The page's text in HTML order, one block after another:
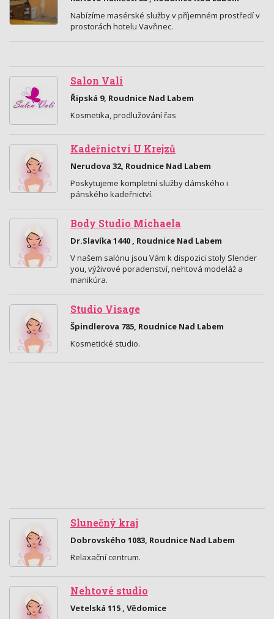
Nabízíme masérské služby v příjemném prostředí v
prostorách hotelu Vavřinec.
Salon Vali
Řipská 9, Roudnice Nad Labem
Kosmetika, prodlužování řas
Kadeřnictví U Krejzů
Nerudova 32, Roudnice Nad Labem
Poskytujeme kompletní služby dámského i
pánského kadeřnictví.
Body Studio Michaela
Dr.Slavíka 1440 , Roudnice Nad Labem
V našem salónu jsou Vám k dispozici stoly Slender
you, výživové poradenství, nehtová modeláž a
manikúra.
Studio Visage
Špindlerova 785, Roudnice Nad Labem
Kosmetické studio.
Slunečný kraj
Dobrovského 1083, Roudnice Nad Labem
Relaxační centrum.
Nehtové studio
Vetelská 115 , Vědomice